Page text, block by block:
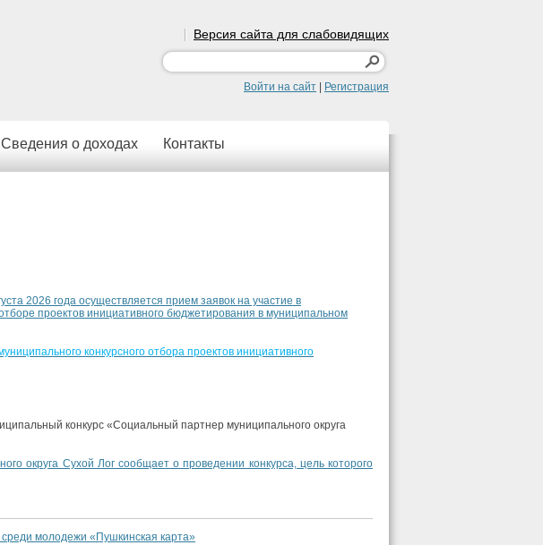
Версия сайта для слабовидящих
Войти на сайт Регистрация
Сведения о доходах Контакты
2026 года осуществляется прием заявок на участие в
проектов инициативного бюджетирования в муниципальном
конкурсного отбора проектов инициативного
конкурс «Социальный партнер муниципального округа
округа Сухой Лог сообщает о проведении конкурса, цель которого
молодежи «Пушкинская карта»